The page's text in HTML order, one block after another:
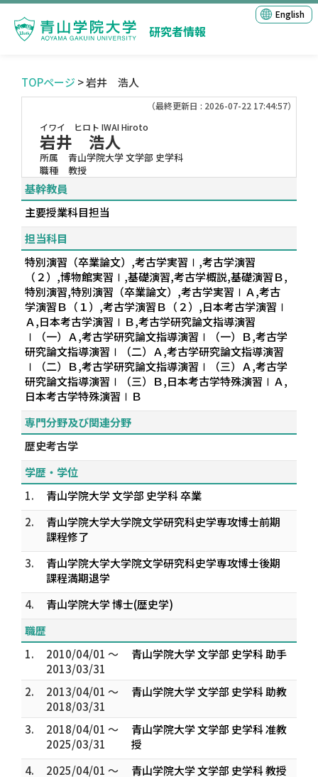
研究者情報
English
TOPページ > 岩井 浩人
（最終更新日 : 2026-07-22 17:44:57）
イワイ ヒロト IWAI Hiroto
岩井 浩人
所属
青山学院大学 文学部 史学科
職種
教授
基幹教員
主要授業科目担当
担当科目
特別演習（卒業論文）,考古学実習Ⅰ,考古学演習
（２）,博物館実習Ⅰ,基礎演習,考古学概説,基礎演習Ｂ,
特別演習,特別演習（卒業論文）,考古学実習ⅠＡ,考古
学演習Ｂ（１）,考古学演習Ｂ（２）,日本考古学演習Ⅰ
Ａ,日本考古学演習ⅠＢ,考古学研究論文指導演習
Ⅰ（一）Ａ,考古学研究論文指導演習Ⅰ（一）Ｂ,考古学
研究論文指導演習Ⅰ（二）Ａ,考古学研究論文指導演習
Ⅰ（二）Ｂ,考古学研究論文指導演習Ⅰ（三）Ａ,考古学
研究論文指導演習Ⅰ（三）Ｂ,日本考古学特殊演習ⅠＡ,
日本考古学特殊演習ⅠＢ
専門分野及び関連分野
歴史考古学
学歴・学位
1.
青山学院大学 文学部 史学科 卒業
2.
青山学院大学大学院文学研究科史学専攻博士前期
課程修了
3.
青山学院大学大学院文学研究科史学専攻博士後期
課程満期退学
4.
青山学院大学 博士(歴史学)
職歴
1.
2010/04/01 ～
2013/03/31
青山学院大学 文学部 史学科 助手
2.
2013/04/01 ～
2018/03/31
青山学院大学 文学部 史学科 助教
3.
2018/04/01 ～
2025/03/31
青山学院大学 文学部 史学科 准教
授
4.
2025/04/01 ～
青山学院大学 文学部 史学科 教授